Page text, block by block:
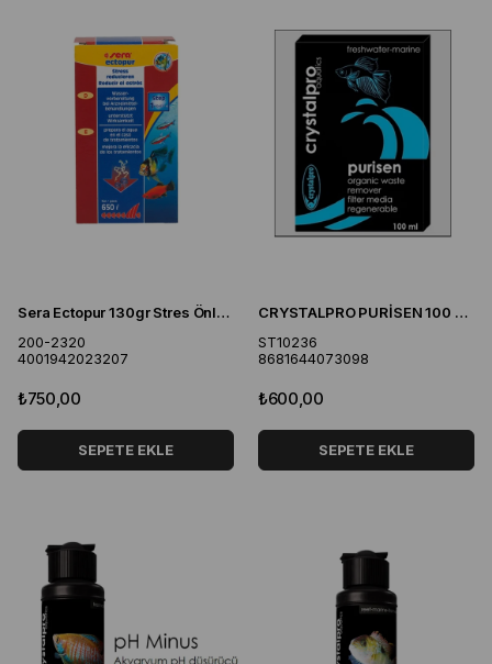
Sera Ectopur 130gr Stres Önleyici Balık İlacı
200-2320
4001942023207
₺750,00
SEPETE EKLE
CRYSTALPRO PURİSEN 100 ML SU BERRAKLAŞTIRICI RESİN
ST10236
8681644073098
₺600,00
SEPETE EKLE